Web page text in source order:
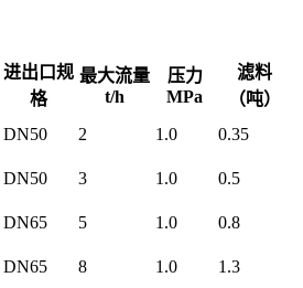
进出口规
格
最大流量
t/h
压力
MPa
滤料
（吨）
DN50 2 1.0
0.35
DN50 3 1.0
0.5
DN65 5 1.0
0.8
DN65 8 1.0
1.3